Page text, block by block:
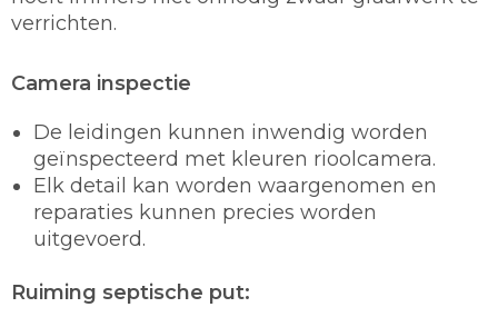
verrichten.
Camera inspectie
De leidingen kunnen inwendig worden
geïnspecteerd met kleuren rioolcamera.
Elk detail kan worden waargenomen en
reparaties kunnen precies worden
uitgevoerd.
Ruiming septische put: